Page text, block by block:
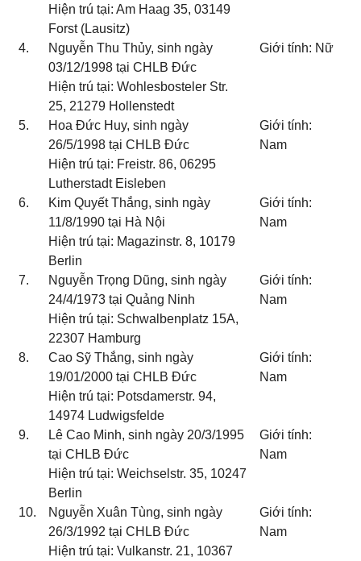
Hiện trú tại: Am Haag 35, 03149
Forst (Lausitz)
4.
Nguyễn Thu Thủy, sinh ngày
03/12/1998 tại CHLB Đức
Hiện trú tại: Wohlesbosteler Str.
25, 21279 Hollenstedt
Giới tính: Nữ
5.
Hoa Đức Huy, sinh ngày
26/5/1998 tại CHLB Đức
Hiện trú tại: Freistr. 86, 06295
Lutherstadt Eisleben
Giới tính:
Nam
6.
Kim Quyết Thắng, sinh ngày
11/8/1990 tại Hà Nội
Hiện trú tại: Magazinstr. 8, 10179
Berlin
Giới tính:
Nam
7.
Nguyễn Trọng Dũng, sinh ngày
24/4/1973 tại Quảng Ninh
Hiện trú tại: Schwalbenplatz 15A,
22307 Hamburg
Giới tính:
Nam
8.
Cao Sỹ Thắng, sinh ngày
19/01/2000 tại CHLB Đức
Hiện trú tại: Potsdamerstr. 94,
14974 Ludwigsfelde
Giới tính:
Nam
9.
Lê Cao Minh, sinh ngày 20/3/1995
tại CHLB Đức
Hiện trú tại: Weichselstr. 35, 10247
Berlin
Giới tính:
Nam
10.
Nguyễn Xuân Tùng, sinh ngày
26/3/1992 tại CHLB Đức
Hiện trú tại: Vulkanstr. 21, 10367
Giới tính:
Nam